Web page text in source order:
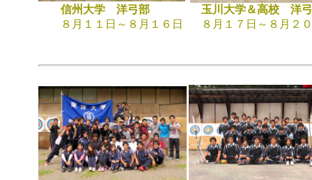
信州大学 洋弓部
８月１１日～８月１６日
玉川大学＆高校 洋
８月１７日～８月２